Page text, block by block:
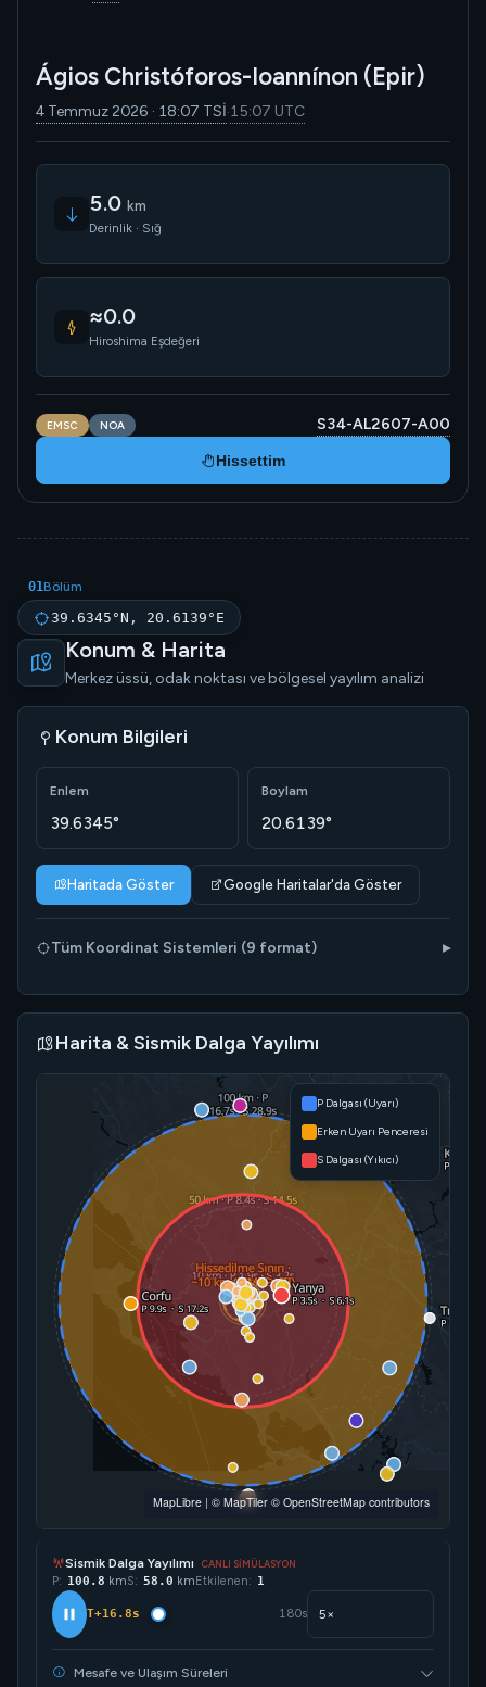
Ágios Christóforos-Ioannínon (Epir)
4 Temmuz 2026 · 18:07 TSİ·15:07 UTC
5.0 km
Derinlik · Sığ
≈0.0
Hiroshima Eşdeğeri
EMSC NOA S34-AL2607-A00
Hissettim
01Bölüm
39.6345°N, 20.6139°E
Konum & Harita
Merkez üssü, odak noktası ve bölgesel yayılım analizi
Konum Bilgileri
Enlem
39.6345°
Boylam
20.6139°
Haritada Göster Google Haritalar'da Göster
Tüm Koordinat Sistemleri (9 format)
Harita & Sismik Dalga Yayılımı
MapLibre | © MapTiler © OpenStreetMap contributors
P Dalgası (Uyarı)
Erken Uyarı Penceresi
S Dalgası (Yıkıcı)
Sismik Dalga Yayılımı CANLI SİMÜLASYON
P: 134.9 kmS: 77.7 kmEtkilenen: 2
T+22.5s 180s
Mesafe ve Ulaşım Süreleri